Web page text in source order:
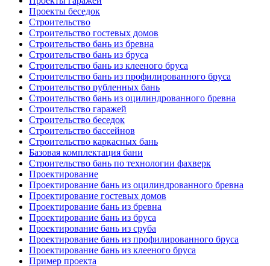
Проекты беседок
Строительство
Строительство гостевых домов
Строительство бань из бревна
Строительство бань из бруса
Строительство бань из клееного бруса
Строительство бань из профилированного бруса
Строительство рубленных бань
Строительство бань из оцилиндрованного бревна
Строительство гаражей
Строительство беседок
Строительство бассейнов
Строительство каркасных бань
Базовая комплектация бани
Строительство бань по технологии фахверк
Проектирование
Проектирование бань из оцилиндрованного бревна
Проектирование гостевых домов
Проектирование бань из бревна
Проектирование бань из бруса
Проектирование бань из сруба
Проектирование бань из профилированного бруса
Проектирование бань из клееного бруса
Пример проекта